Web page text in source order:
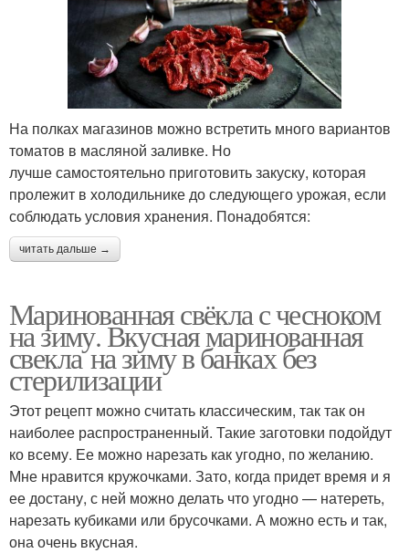
На полках магазинов можно встретить много вариантов
томатов в масляной заливке. Но
лучше самостоятельно приготовить закуску, которая
пролежит в холодильнике до следующего урожая, если
соблюдать условия хранения. Понадобятся:
читать дальше →
Маринованная свёкла с чесноком
на зиму. Вкусная маринованная
свекла на зиму в банках без
стерилизации
Этот рецепт можно считать классическим, так так он
наиболее распространенный. Такие заготовки подойдут
ко всему. Ее можно нарезать как угодно, по желанию.
Мне нравится кружочками. Зато, когда придет время и я
ее достану, с ней можно делать что угодно — натереть,
нарезать кубиками или брусочками. А можно есть и так,
она очень вкусная.